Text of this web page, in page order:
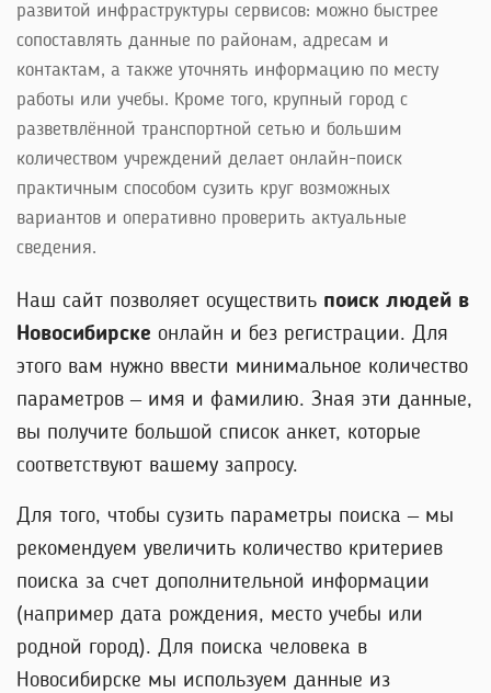
развитой инфраструктуры сервисов: можно быстрее
сопоставлять данные по районам, адресам и
контактам, а также уточнять информацию по месту
работы или учебы. Кроме того, крупный город с
разветвлённой транспортной сетью и большим
количеством учреждений делает онлайн-поиск
практичным способом сузить круг возможных
вариантов и оперативно проверить актуальные
сведения.
Наш сайт позволяет осуществить поиск людей в
Новосибирске онлайн и без регистрации. Для
этого вам нужно ввести минимальное количество
параметров – имя и фамилию. Зная эти данные,
вы получите большой список анкет, которые
соответствуют вашему запросу.
Для того, чтобы сузить параметры поиска – мы
рекомендуем увеличить количество критериев
поиска за счет дополнительной информации
(например дата рождения, место учебы или
родной город). Для поиска человека в
Новосибирске мы используем данные из